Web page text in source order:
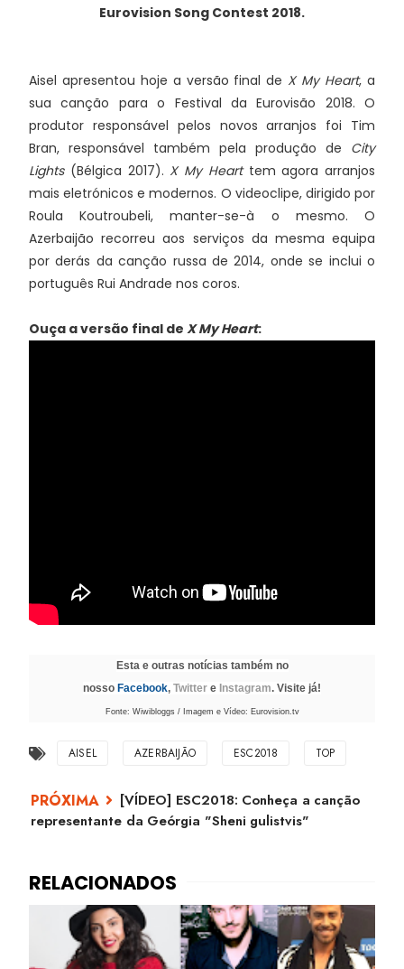
Eurovision Song Contest 2018.
Aisel apresentou hoje a versão final de X My Heart, a
sua canção para o Festival da Eurovisão 2018. O
produtor responsável pelos novos arranjos foi Tim
Bran, responsável também pela produção de City
Lights(Bélgica 2017). X My Heart tem agora arranjos
mais eletrónicos e modernos. O videoclipe, dirigido por
Roula Koutroubeli, manter-se-à o mesmo. O
Azerbaijão recorreu aos serviços da mesma equipa
por derás da canção russa de 2014, onde se inclui o
português Rui Andrade nos coros.
Ouça a versão final de X My Heart:
Esta e outras notícias também no
nosso Facebook, Twitter e Instagram. Visite já!
Fonte: Wiwibloggs / Imagem e Vídeo: Eurovision.tv
AISEL AZERBAIJÃO ESC2018 TOP
[VÍDEO] ESC2018: Conheça a canção
representante da Geórgia "Sheni gulistvis"